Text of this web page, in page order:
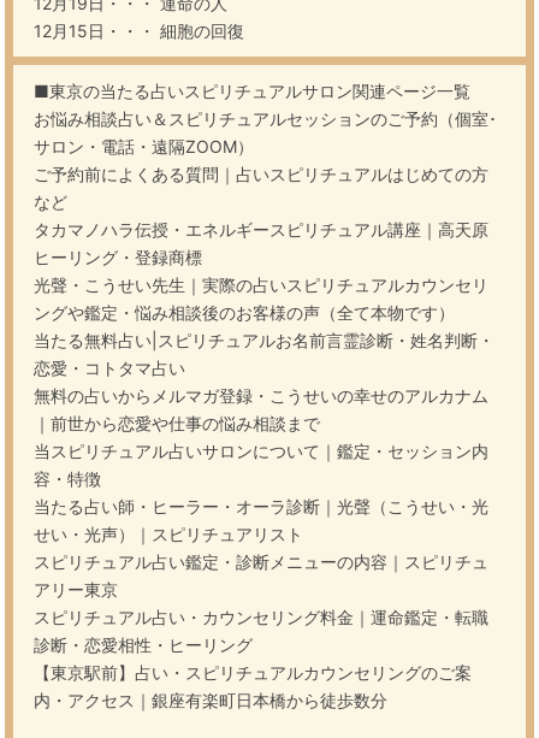
12月15日・・・ 細胞の回復
■東京の当たる占いスピリチュアルサロン関連ページ一覧
お悩み相談占い＆スピリチュアルセッションのご予約（個室･
サロン・電話・遠隔ZOOM）
ご予約前によくある質問｜占いスピリチュアルはじめての方
など
タカマノハラ伝授・エネルギースピリチュアル講座｜高天原
ヒーリング・登録商標
光聲・こうせい先生｜実際の占いスピリチュアルカウンセリ
ングや鑑定・悩み相談後のお客様の声（全て本物です）
当たる無料占い|スピリチュアルお名前言霊診断・姓名判断・
恋愛・コトタマ占い
無料の占いからメルマガ登録・こうせいの幸せのアルカナム
｜前世から恋愛や仕事の悩み相談まで
当スピリチュアル占いサロンについて｜鑑定・セッション内
容・特徴
当たる占い師・ヒーラー・オーラ診断｜光聲（こうせい・光
せい・光声）｜スピリチュアリスト
スピリチュアル占い鑑定・診断メニューの内容｜スピリチュ
アリー東京
スピリチュアル占い・カウンセリング料金｜運命鑑定・転職
診断・恋愛相性・ヒーリング
【東京駅前】占い・スピリチュアルカウンセリングのご案
内・アクセス｜銀座有楽町日本橋から徒歩数分